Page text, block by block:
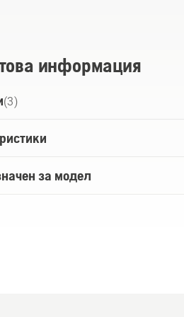
информация
(3)
за модел